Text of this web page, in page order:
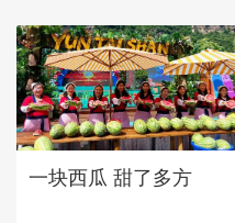
一块西瓜 甜了多方